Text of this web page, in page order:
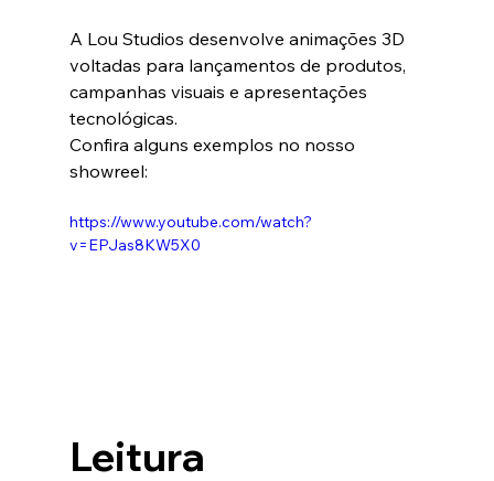
A Lou Studios desenvolve animações 3D
voltadas para lançamentos de produtos,
campanhas visuais e apresentações
tecnológicas.
Confira alguns exemplos no nosso
showreel:
https://www.youtube.com/watch?
v=EPJas8KW5X0
Leitura